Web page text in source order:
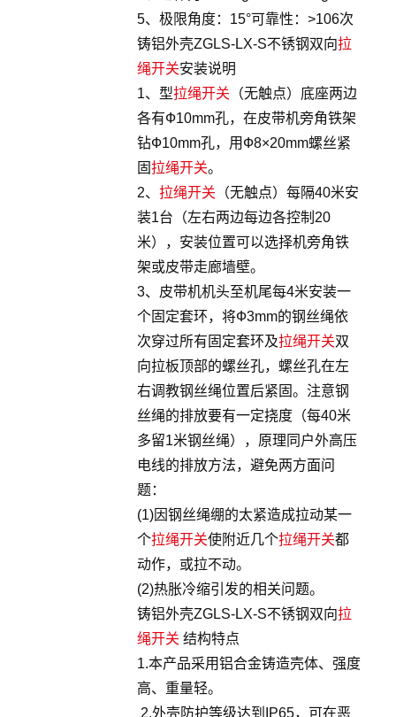
5、极限角度：15°可靠性：>106次
铸铝外壳ZGLS-LX-S不锈钢双向拉
绳开关安装说明
1、型拉绳开关 （无触点）底座两边
各有Ф10mm孔，在皮带机旁角铁架
钻Ф10mm孔，用Ф8×20mm螺丝紧
固拉绳开关。
2、 拉绳开关 （无触点）每隔40米安
装1台（左右两边每边各控制20
米），安装位置可以选择机旁角铁
架或皮带走廊墙壁。
3、皮带机机头至机尾每4米安装一
个固定套环，将Ф3mm的钢丝绳依
次穿过所有固定套环及拉绳开关双
向拉板顶部的螺丝孔，螺丝孔在左
右调教钢丝绳位置后紧固。注意钢
丝绳的排放要有一定挠度（每40米
多留1米钢丝绳），原理同户外高压
电线的排放方法，避免两方面问
题：
(1)因钢丝绳绷的太紧造成拉动某一
个拉绳开关使附近几个拉绳开关都
动作，或拉不动。
(2)热胀冷缩引发的相关问题。
铸铝外壳ZGLS-LX-S不锈钢双向拉
绳开关 结构特点
1.本产品采用铝合金铸造壳体、强度
高、重量轻。
2.外壳防护等级达到IP65，可在恶